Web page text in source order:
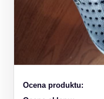
Ocena produktu: